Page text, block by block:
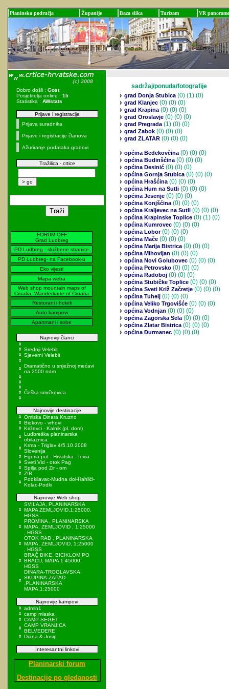
Planinska područja Županije Baza slika Turizam VR panorame
Dobro došli : Gost
Posjetitelja online : 15
Statistika : AWstats
Prijave i registracije
Prijava suradnika
Prijave i registracije članova
Ažuriranje podataka gradovi
Tražilica - crtice
FORUM OFF
Grad Ludbreg
PD Ludbreg - službene stranice
PD Ludbreg- na Facebook-u
Eko vijesti
Mapa weba
Web shop mountain maps of
Croatia, Wanderkarte of Croatia
Restorani i hoteli
Auto kampovi
Apartmani i sobe
Najnoviji članci
Srednji Velebit
Sjeverni Velebit
Dramatično u snježnoj mećavi
na 2500 ndm
Češka smrčkovica
Najnovije destinacije
Omiska Dinara Kruzno
Biokovo - vrhovi
Križevci - Kalnik (pl. dom)
Ludbreška planinarska
obilaznica
Krma - Triglav 4/5.10.2008
Slovenija
Egeria put - Hrvatska - Iovia
Sveti Vid - otok Pag
Spilja pod Zir - om
ZIR
Podkilavac-Mudna dol-Hahlići-
Kolac-Podki
Najnovije Web shop
SVILAJA, PLANINARSKA
MAPA ZEMLJOVID,1:25000,
HGSS
PROMINA , PLANINARSKA
MAPA, ZEMLJOVID , 1:25000
, HGSS
OTOK RAB , PLANINARSKA
MAPA, ZEMLJOVID, 1:25000
, HGSS
BRAČ BIKE, BICIKLOM PO
BRAČU, MAPA 1:45000,
HGSS
DINARA-TROGLAVSKA
SKUPINA-ZAPAD
,PLANINARSKA
MAPA,1:25000
Najnovije kampovi
admin1
camp mlaska
CAMP SEGET
CAMP VRANJICA
BELVEDERE
Diana & Josip
Interesantni linkovi
Planinarski forum
Destinacije po gledanosti
sadržaj/ponuda/fotografije
grad Donja Stubica(0) (1) (0)
grad Klanjec (0) (0) (0)
grad Krapina(0) (0) (0)
grad Oroslavje (0) (0) (0)
grad Pregrada(1) (0) (0)
grad Zabok (0) (0) (0)
grad ZLATAR (0) (0) (0)
općina Bedekovčina(0) (0) (0)
općina Budinšćina(0) (0) (0)
općina Desinić (0) (0) (0)
općina Gornja Stubica(0) (0) (0)
općina Hrašćina(0) (0) (0)
općina Hum na Sutli (0) (0) (0)
općina Jesenje (0) (0) (0)
općina Konjšćina(0) (0) (0)
općina Kraljevec na Sutli (0) (0) (0)
općina Krapinske Toplice (0) (1) (0)
općina Kumrovec (0) (0) (0)
općina Lobor(0) (0) (0)
općina Mače (0) (0) (0)
općina Marija Bistrica(0) (0) (0)
općina Mihovljan (0) (0) (0)
općina Novi Golubovec (0) (0) (0)
općina Petrovsko (0) (0) (0)
općina Radoboj (0) (0) (0)
općina Stubičke Toplice (0) (0) (0)
općina Sveti Križ Začretje (0) (0) (0)
općina Tuhelj (0) (0) (0)
općina Veliko Trgovišće (0) (0) (0)
općina Vodnjan (0) (0) (0)
općina Zagorska Sela(0) (0) (0)
općina Zlatar Bistrica(0) (0) (0)
općina Đurmanec (0) (0) (0)